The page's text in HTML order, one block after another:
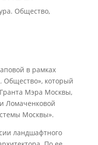
Общество,
в рамках
Общество», который
Мэра Москвы,
Ломаченковой
Москвы».
ландшафтного